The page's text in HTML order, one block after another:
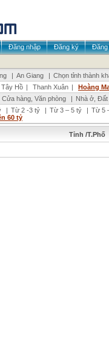
Đăng nhập Đăng ký
Đăng
| An Giang | Chọn tỉnh thành
Tây Hồ | Thanh Xuân |
Hoàng
Cửa hàng, Văn phòng | Nhà ở,
| Từ 2 -3 tỷ | Từ 3 – 5 tỷ | Từ 5
60 tỷ
Tỉnh /T.Phố